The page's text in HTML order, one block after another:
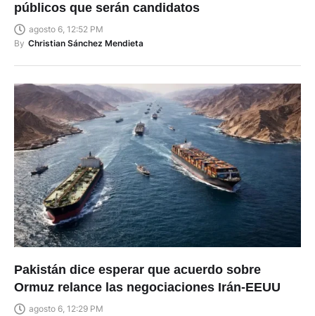
públicos que serán candidatos
agosto 6, 12:52 PM
By Christian Sánchez Mendieta
Pakistán dice esperar que acuerdo sobre
Ormuz relance las negociaciones Irán-EEUU
agosto 6, 12:29 PM